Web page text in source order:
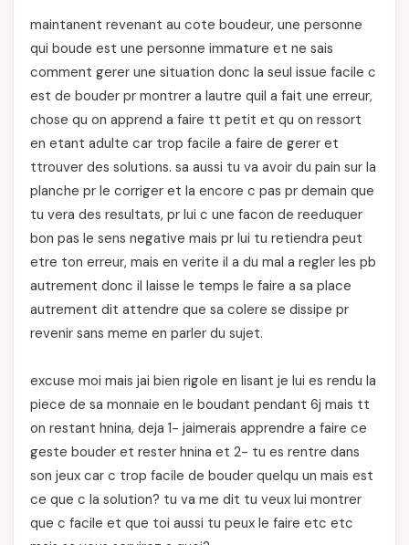
maintanent revenant au cote boudeur, une personne
qui boude est une personne immature et ne sais
comment gerer une situation donc la seul issue facile c
est de bouder pr montrer a lautre quil a fait une erreur,
chose qu on apprend a faire tt petit et qu on ressort
en etant adulte car trop facile a faire de gerer et
ttrouver des solutions. sa aussi tu va avoir du pain sur la
planche pr le corriger et la encore c pas pr demain que
tu vera des resultats, pr lui c une facon de reeduquer
bon pas le sens negative mais pr lui tu retiendra peut
etre ton erreur, mais en verite il a du mal a regler les pb
autrement donc il laisse le temps le faire a sa place
autrement dit attendre que sa colere se dissipe pr
revenir sans meme en parler du sujet.
excuse moi mais jai bien rigole en lisant je lui es rendu la
piece de sa monnaie en le boudant pendant 6j mais tt
on restant hnina, deja 1- jaimerais apprendre a faire ce
geste bouder et rester hnina et 2- tu es rentre dans
son jeux car c trop facile de bouder quelqu un mais est
ce que c la solution? tu va me dit tu veux lui montrer
que c facile et que toi aussi tu peux le faire etc etc